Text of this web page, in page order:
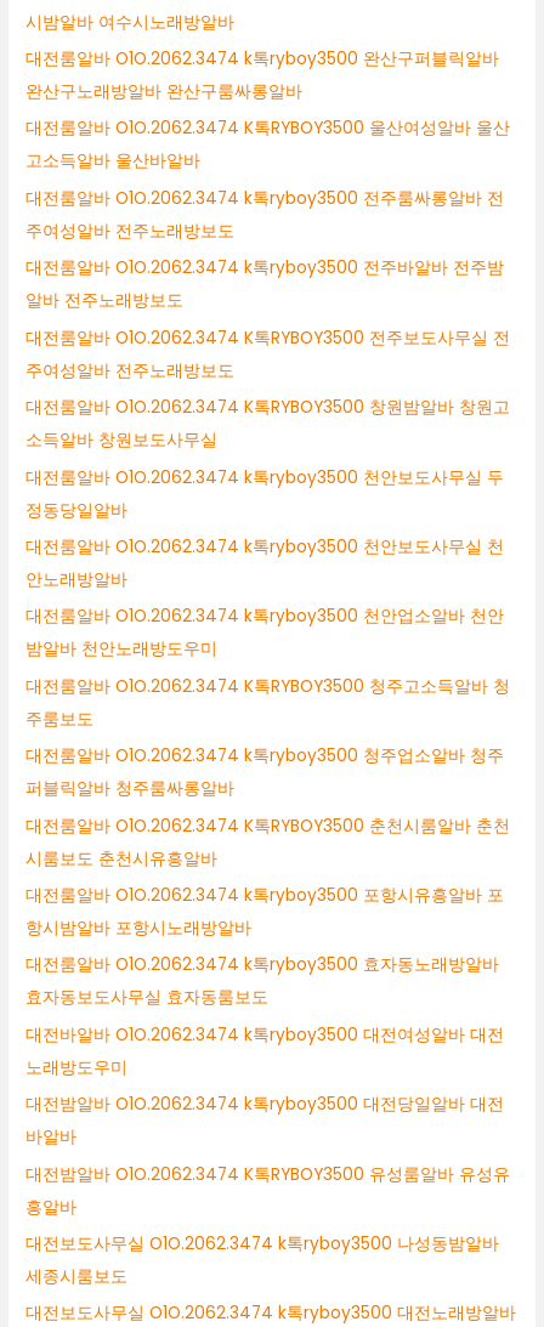
시밤알바 여수시노래방알바
대전룸알바 O1O.2062.3474 k톡ryboy3500 완산구퍼블릭알바
완산구노래방알바 완산구룸싸롱알바
대전룸알바 O1O.2062.3474 K톡RYBOY3500 울산여성알바 울산
고소득알바 울산바알바
대전룸알바 O1O.2062.3474 k톡ryboy3500 전주룸싸롱알바 전
주여성알바 전주노래방보도
대전룸알바 O1O.2062.3474 k톡ryboy3500 전주바알바 전주밤
알바 전주노래방보도
대전룸알바 O1O.2062.3474 K톡RYBOY3500 전주보도사무실 전
주여성알바 전주노래방보도
대전룸알바 O1O.2062.3474 K톡RYBOY3500 창원밤알바 창원고
소득알바 창원보도사무실
대전룸알바 O1O.2062.3474 k톡ryboy3500 천안보도사무실 두
정동당일알바
대전룸알바 O1O.2062.3474 k톡ryboy3500 천안보도사무실 천
안노래방알바
대전룸알바 O1O.2062.3474 k톡ryboy3500 천안업소알바 천안
밤알바 천안노래방도우미
대전룸알바 O1O.2062.3474 K톡RYBOY3500 청주고소득알바 청
주룸보도
대전룸알바 O1O.2062.3474 k톡ryboy3500 청주업소알바 청주
퍼블릭알바 청주룸싸롱알바
대전룸알바 O1O.2062.3474 K톡RYBOY3500 춘천시룸알바 춘천
시룸보도 춘천시유흥알바
대전룸알바 O1O.2062.3474 k톡ryboy3500 포항시유흥알바 포
항시밤알바 포항시노래방알바
대전룸알바 O1O.2062.3474 k톡ryboy3500 효자동노래방알바
효자동보도사무실 효자동룸보도
대전바알바 O1O.2062.3474 k톡ryboy3500 대전여성알바 대전
노래방도우미
대전밤알바 O1O.2062.3474 k톡ryboy3500 대전당일알바 대전
바알바
대전밤알바 O1O.2062.3474 K톡RYBOY3500 유성룸알바 유성유
흥알바
대전보도사무실 O1O.2062.3474 k톡ryboy3500 나성동밤알바
세종시룸보도
대전보도사무실 O1O.2062.3474 k톡ryboy3500 대전노래방알바